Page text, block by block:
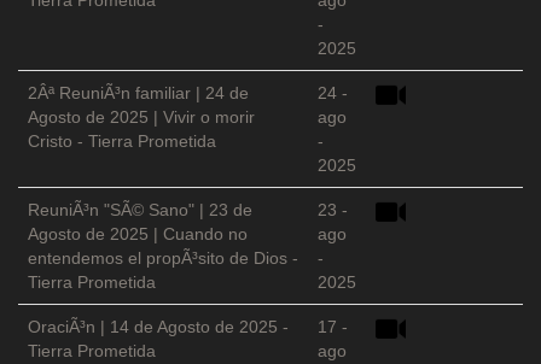
-
2025
2Âª ReuniÃ³n familiar | 24 de
Agosto de 2025 | Vivir o morir
Cristo - Tierra Prometida
24 -
ago
-
2025
ReuniÃ³n "SÃ© Sano" | 23 de
Agosto de 2025 | Cuando no
entendemos el propÃ³sito de Dios -
Tierra Prometida
23 -
ago
-
2025
OraciÃ³n | 14 de Agosto de 2025 -
Tierra Prometida
17 -
ago